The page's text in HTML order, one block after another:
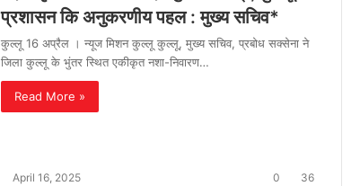
प्रशासन कि अनुकरणीय पहल : मुख्य सचिव*
कुल्लू 16 अप्रैल । न्यूज मिशन कुल्लू कुल्लू, मुख्य सचिव, प्रबोध सक्सेना ने
जिला कुल्लू के भुंतर स्थित एकीकृत नशा-निवारण…
Read More »
April 16, 2025 0 36